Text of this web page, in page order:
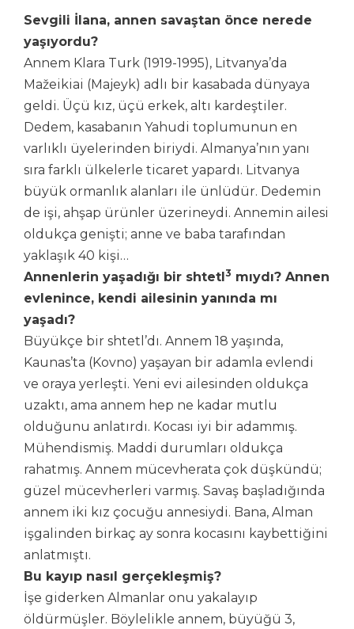
Sevgili İlana, annen savaştan önce nerede
yaşıyordu?
Annem Klara Turk (1919-1995), Litvanya’da
Mažeikiai (Majeyk) adlı bir kasabada dünyaya
geldi. Üçü kız, üçü erkek, altı kardeştiler.
Dedem, kasabanın Yahudi toplumunun en
varlıklı üyelerinden biriydi. Almanya’nın yanı
sıra farklı ülkelerle ticaret yapardı. Litvanya
büyük ormanlık alanları ile ünlüdür. Dedemin
de işi, ahşap ürünler üzerineydi. Annemin ailesi
oldukça genişti; anne ve baba tarafından
yaklaşık 40 kişi…
Annenlerin yaşadığı bir shtetl 3 mıydı? Annen
evlenince, kendi ailesinin yanında mı
yaşadı?
Büyükçe bir shtetl’dı. Annem 18 yaşında,
Kaunas’ta (Kovno) yaşayan bir adamla evlendi
ve oraya yerleşti. Yeni evi ailesinden oldukça
uzaktı, ama annem hep ne kadar mutlu
olduğunu anlatırdı. Kocası iyi bir adammış.
Mühendismiş. Maddi durumları oldukça
rahatmış. Annem mücevherata çok düşkündü;
güzel mücevherleri varmış. Savaş başladığında
annem iki kız çocuğu annesiydi. Bana, Alman
işgalinden birkaç ay sonra kocasını kaybettiğini
anlatmıştı.
Bu kayıp nasıl gerçekleşmiş?
İşe giderken Almanlar onu yakalayıp
öldürmüşler. Böylelikle annem, büyüğü 3,